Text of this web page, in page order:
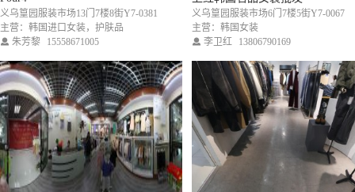
义乌篁园服装市场13门7楼8街Y7-0381
主营：韩国进口女装，护肤品
朱芳黎
15558671005
义乌篁园服装市场6门7楼5街Y7-0067
主营：韩国女装
李卫红
13806790169